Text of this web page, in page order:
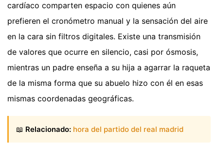
cardíaco comparten espacio con quienes aún
prefieren el cronómetro manual y la sensación del aire
en la cara sin filtros digitales. Existe una transmisión
de valores que ocurre en silencio, casi por ósmosis,
mientras un padre enseña a su hija a agarrar la raqueta
de la misma forma que su abuelo hizo con él en esas
mismas coordenadas geográficas.
📖 Relacionado: hora del partido del real madrid